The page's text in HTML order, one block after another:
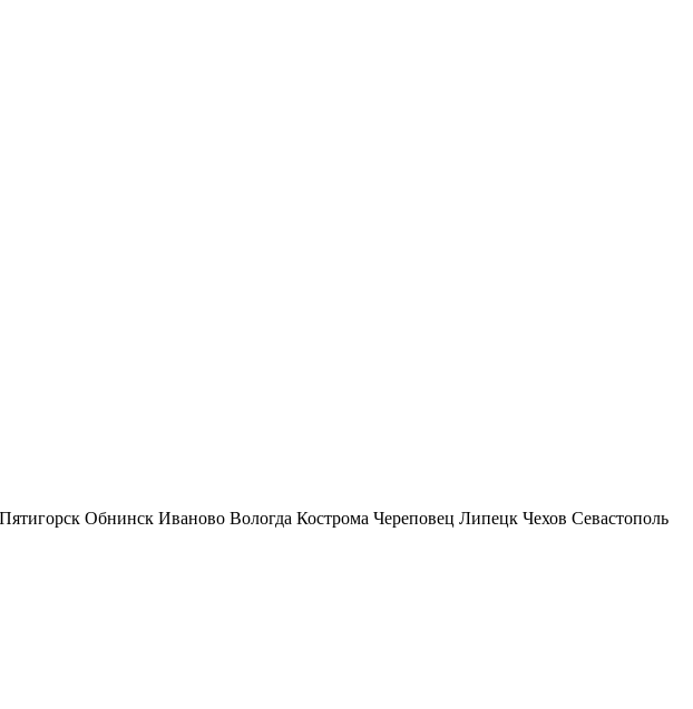
Пятигорск Обнинск Иваново Вологда Кострома Череповец Липецк Чехов Севастополь